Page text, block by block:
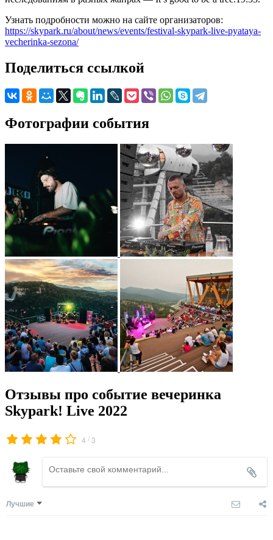
Узнать подробности можно на сайте организаторов:
https://skypark.ru/about/news/events/festival-skypark-live-pyataya-
vecherinka-sezona/
Поделиться ссылкой
Фотографии события
Отзывы про событие вечеринка
Skypark! Live 2022
4 /3
Лучшие